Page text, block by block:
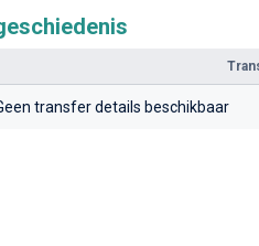
transfer details beschikbaar